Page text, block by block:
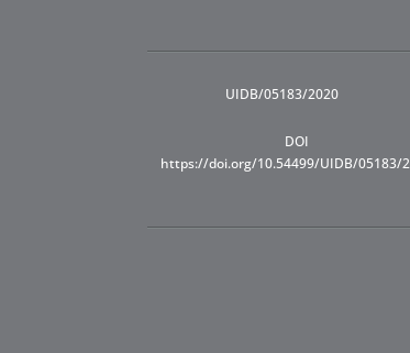
UIDB/05183/2020
DOI
https://doi.org/10.54499/UIDB/05183/